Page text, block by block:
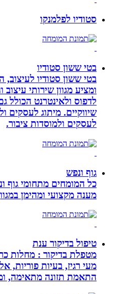
סטודיו לפלמנקו
בטי ששון סטודיו
ומציע מגוון שירותי עיצוב
לדפוס ולאינטרנט הכולל גם
שיווקיים. מיתוג לעסקים
לעסקים ולמוסדות ציבור.
גוף ונפש
כל המומחים מתחומי גוף ונפש
מענה מקצועי ומהימן במגוון
טיפול בדיקור ענת
מטפלת בדיקור : מחלות
מעי רגיז, בעיות פוריות,
התאמת תזונה מתאימה, ומתן